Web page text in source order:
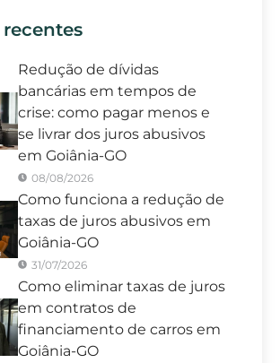
Redução de dívidas
bancárias em tempos de
crise: como pagar menos e
se livrar dos juros abusivos
em Goiânia-GO
08/08/2026
Como funciona a redução de
taxas de juros abusivos em
Goiânia-GO
31/07/2026
Como eliminar taxas de juros
em contratos de
financiamento de carros em
Goiânia-GO